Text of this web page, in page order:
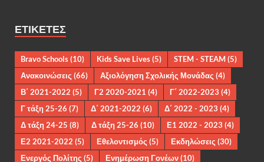
ΕΤΙΚΈΤΕΣ
Bravo Schools(10) Kids Save Lives(5) STEM - STEAM(5)
Ανακοινώσεις (66) Αξιολόγηση Σχολικής Μονάδας (4)
Β΄ 2021-2022 (5) Γ2 2020-2021 (4) Γ΄ 2022-2023 (4)
Γ τάξη 25-26 (7) Δ΄ 2021-2022 (6) Δ΄ 2022 - 2023 (4)
Δ τάξη 24-25 (8) Δ τάξη 25-26 (10) Ε1 2022 - 2023 (4)
Ε2 2021-2022 (5) Εθελοντισμός (5) Εκδηλώσεις (30)
Ενεργός Πολίτης (5) Ενημέρωση Γονέων(10)